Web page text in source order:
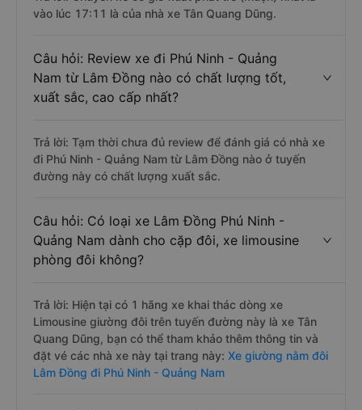
vào lúc 17:11 là của nhà xe Tân Quang Dũng.
Câu hỏi: Review xe đi Phú Ninh - Quảng
Nam từ Lâm Đồng nào có chất lượng tốt,
xuất sắc, cao cấp nhất?
Trả lời: Tạm thời chưa đủ review để đánh giá có nhà xe
đi Phú Ninh - Quảng Nam từ Lâm Đồng nào ở tuyến
đường này có chất lượng xuất sắc.
Câu hỏi: Có loại xe Lâm Đồng Phú Ninh -
Quảng Nam dành cho cặp đôi, xe limousine
phòng đôi không?
Trả lời: Hiện tại có 1 hãng xe khai thác dòng xe
Limousine giường đôi trên tuyến đường này là xe Tân
Quang Dũng, bạn có thể tham khảo thêm thông tin và
đặt vé các nhà xe này tại trang này: Xe giường nằm đôi
Lâm Đồng đi Phú Ninh - Quảng Nam